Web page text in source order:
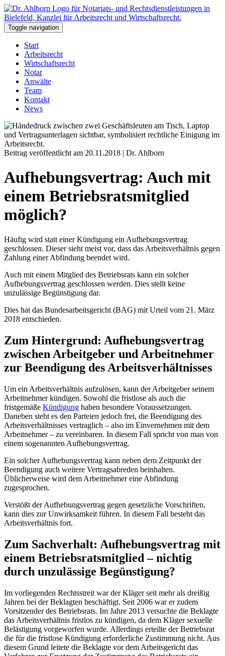
Toggle navigation
Start
Arbeitsrecht
Wirtschaftsrecht
Notar
Anwälte
Team
Kontakt
News
Beitrag veröffentlicht am 20.11.2018 | Dr. Ahlborn
Aufhebungsvertrag: Auch mit
einem Betriebsratsmitglied
möglich?
Häufig wird statt einer Kündigung ein Aufhebungsvertrag
geschlossen. Dieser sieht meist vor, dass das Arbeitsverhältnis gegen
Zahlung einer Abfindung beendet wird.
Auch mit einem Mitglied des Betriebsrats kann ein solcher
Aufhebungsvertrag geschlossen werden. Dies stellt keine
unzulässige Begünstigung dar.
Dies hat das Bundesarbeitsgericht (BAG) mit Urteil vom 21. März
2018 entschieden.
Zum Hintergrund: Aufhebungsvertrag
zwischen Arbeitgeber und Arbeitnehmer
zur Beendigung des Arbeitsverhältnisses
Um ein Arbeitsverhältnis aufzulösen, kann der Arbeitgeber seinem
Arbeitnehmer kündigen. Sowohl die fristlose als auch die
fristgemäße Kündigung haben besondere Voraussetzungen.
Daneben steht es den Parteien jedoch frei, die Beendigung des
Arbeitsverhältnisses vertraglich – also im Einvernehmen mit dem
Arbeitnehmer – zu vereinbaren. In diesem Fall spricht von man von
einem sogenannten Aufhebungsvertrag.
Ein solcher Aufhebungsvertrag kann neben dem Zeitpunkt der
Beendigung auch weitere Vertragsabreden beinhalten.
Üblicherweise wird dem Arbeitnehmer eine Abfindung
zugesprochen.
Verstößt der Aufhebungsvertrag gegen gesetzliche Vorschriften,
kann dies zur Unwirksamkeit führen. In diesem Fall besteht das
Arbeitsverhältnis fort.
Zum Sachverhalt: Aufhebungsvertrag mit
einem Betriebsratsmitglied – nichtig
durch unzulässige Begünstigung?
Im vorliegenden Rechtsstreit war der Kläger seit mehr als dreißig
Jahren bei der Beklagten beschäftigt. Seit 2006 war er zudem
Vorsitzender des Betriebsrats. Im Jahre 2013 versuchte die Beklagte
das Arbeitsverhältnis fristlos zu kündigen, da dem Kläger sexuelle
Belästigung vorgeworfen wurde. Allerdings erteilte der Betriebsrat
die für die fristlose Kündigung erforderliche Zustimmung nicht. Aus
diesem Grund leitete die Beklagte vor dem Arbeitsgericht das